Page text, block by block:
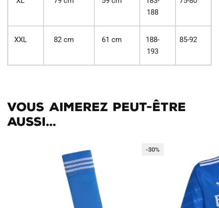
188
XXL 82 cm 61 cm
188-
193
85-92
Vous aimerez peut-être
aussi...
-30%